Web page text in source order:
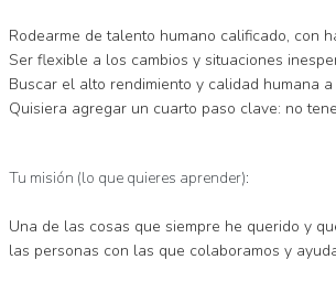
Rodearme de talento humano calificado, con
Ser flexible a los cambios y situaciones
Buscar el alto rendimiento y calidad humana
Quisiera agregar un cuarto paso clave: no
Tu misión (lo que quieres aprender):
Una de las cosas que siempre he querido y
las personas con las que colaboramos y